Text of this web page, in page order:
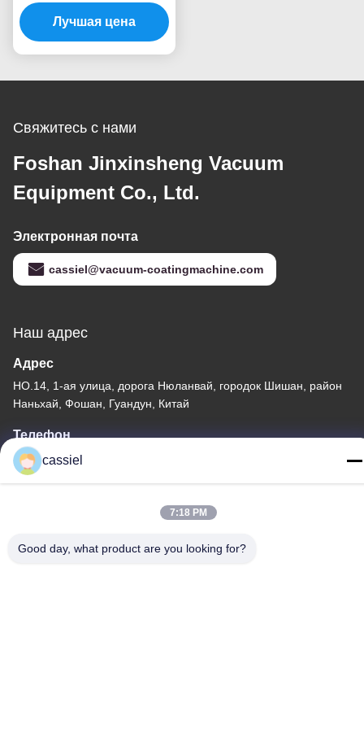
вакуумного
напыления PVD с
автоматической
для производства
изделий
Лучшая цена
Свяжитесь с нами
Foshan Jinxinsheng Vacuum
Equipment Co., Ltd.
Электронная почта
cassiel@vacuum-coatingmachine.com
Наш адрес
Адрес
НО.14, 1-ая улица, дорога Нюланвай, городок Шишан, район
Наньхай, Фошан, Гуандун, Китай
Телефон
86-139-2915-0962
политика конфиденциальности| Карта сайта
cassiel
7:18 PM
Good day, what product are you looking for?